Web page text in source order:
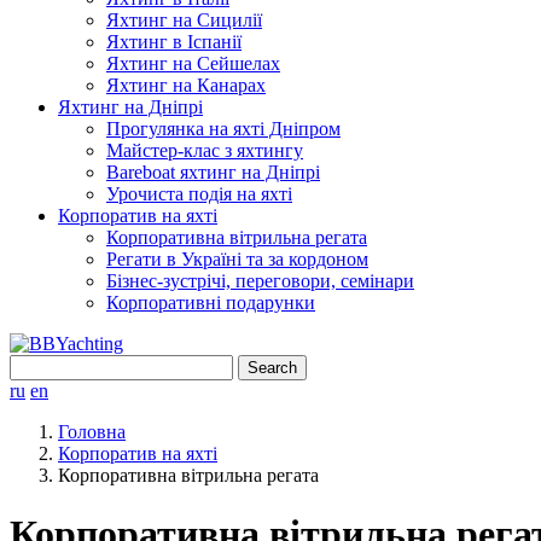
Яхтинг на Сицилії
Яхтинг в Іспанії
Яхтинг на Сейшелах
Яхтинг на Канарах
Яхтинг на Дніпрі
Прогулянка на яхті Дніпром
Майстер-клас з яхтингу
Bareboat яхтинг на Дніпрі
Урочиста подія на яхті
Корпоратив на яхті
Корпоративна вітрильна регата
Регати в Україні та за кордоном
Бізнес-зустрічі, переговори, семінари
Корпоративні подарунки
for:
ru en
Головна
Корпоратив на яхті
Корпоративна вітрильна регата